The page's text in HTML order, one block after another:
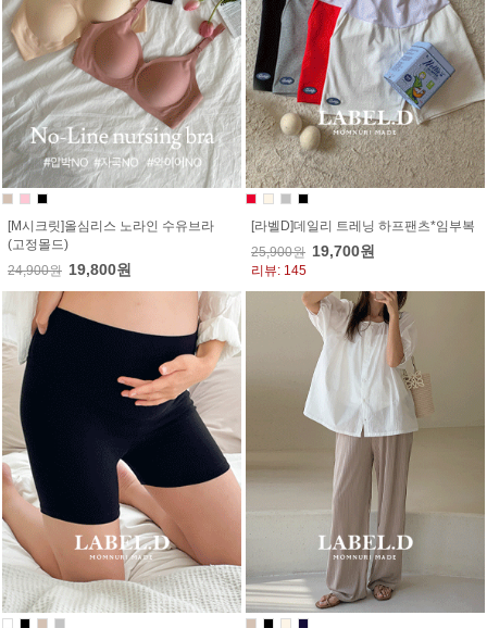
[M시크릿]올심리스 노라인 수유브라
(고정몰드)
24,900원 19,800원
[라벨D]데일리 트레닝 하프팬츠*임부복
25,900원 19,700원
리뷰: 145